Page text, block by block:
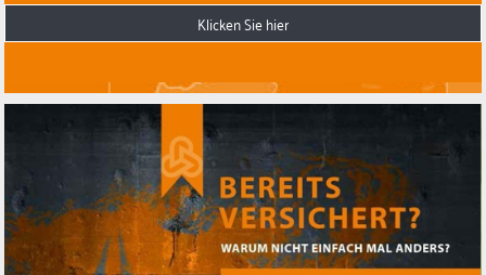
Klicken Sie hier